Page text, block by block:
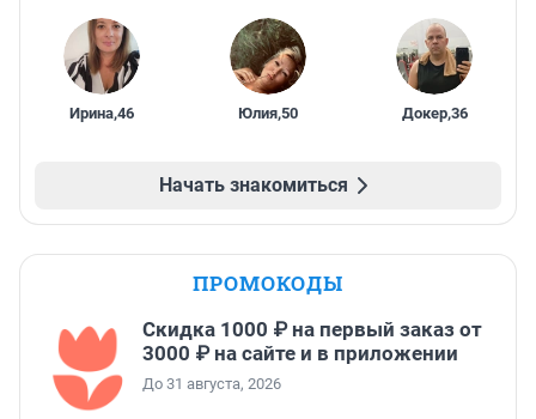
Ирина,46 Юлия,50 Докер,36
Начать знакомиться
ПРОМОКОДЫ
Скидка 1000 ₽ на первый заказ от
3000 ₽ на сайте и в приложении
До 31 августа, 2026